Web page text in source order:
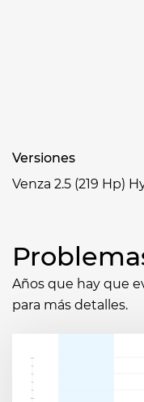
Versiones
Venza 2.5 (219 Hp)
Años que hay que
para más detalles.